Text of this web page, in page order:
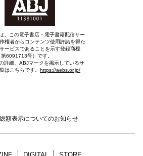
、この電子書店・電子書籍配信サー
権者からコンテンツ使用許諾を得た
ービスであることを示す登録商標
第6091713号）です。
詳細、ABJマークを掲示しているサ
はこちらです。 https://aebs.or.jp/
額表示についてのお知らせ